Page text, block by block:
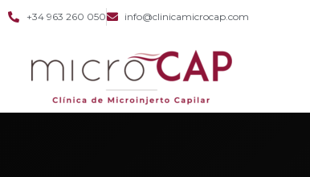
+34 963 260 050 info@clinicamicrocap.com